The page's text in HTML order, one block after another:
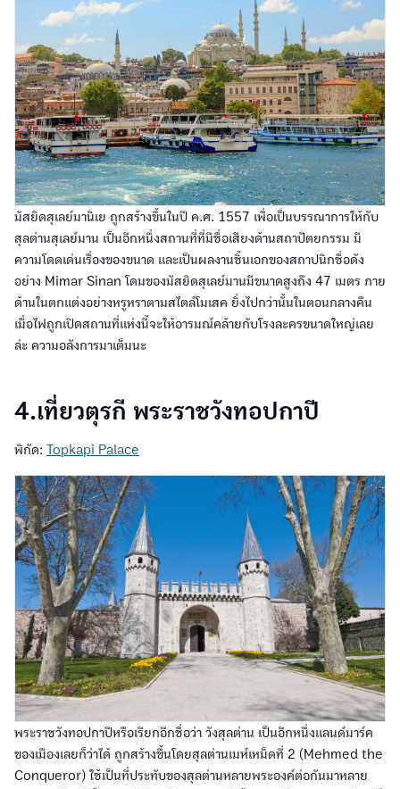
มัสยิดสุเลย์มานิเย ถูกสร้างขึ้นในปี ค.ศ. 1557 เพื่อเป็นบรรณาการให้กับ
สุลต่านสุเลย์มาน เป็นอีกหนึ่งสถานที่ที่มีชื่อเสียงด้านสถาปัตยกรรม มี
ความโดดเด่นเรื่องของขนาด และเป็นผลงานชิ้นเอกของสถาปนิกชื่อดัง
อย่าง Mimar Sinan โดมของมัสยิดสุเลย์มานมีขนาดสูงถึง 47 เมตร ภาย
ด้านในตกแต่งอย่างหรูหราตามสไตล์โมเสค ยิ่งไปกว่านั้นในตอนกลางคืน
เมื่อไฟถูกเปิดสถานที่แห่งนี้จะให้อารมณ์คล้ายกับโรงละครขนาดใหญ่เลย
ล่ะ ความอลังการมาเต็มนะ
4.เที่ยวตุรกี พระราชวังทอปกาปี
พิกัด: Topkapi Palace
พระราชวังทอปกาปีหรือเรียกอีกชื่อว่า วังสุลต่าน เป็นอีกหนึ่งเเลนด์มาร์ค
ของเมืองเลยก็ว่าได้ ถูกสร้างขึ้นโดยสุลต่านเมห์เหม็ดที่ 2 (Mehmed the
Conqueror) ใช้เป็นที่ประทับของสุลต่านหลายพระองค์ต่อกันมาหลาย